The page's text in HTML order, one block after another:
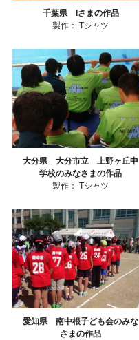
千葉県 Iさまの作品
製作： Tシャツ
大分県 大分市立 上野ヶ丘中
学校のみなさまの作品
製作： Tシャツ
愛知県 南中根子ども会のみな
さまの作品